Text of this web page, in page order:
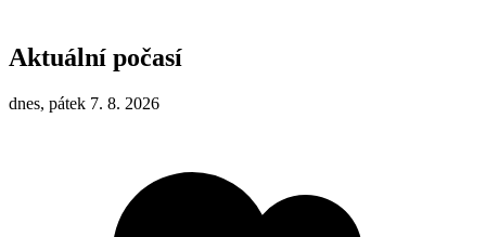
Aktuální počasí
dnes, pátek 7. 8. 2026